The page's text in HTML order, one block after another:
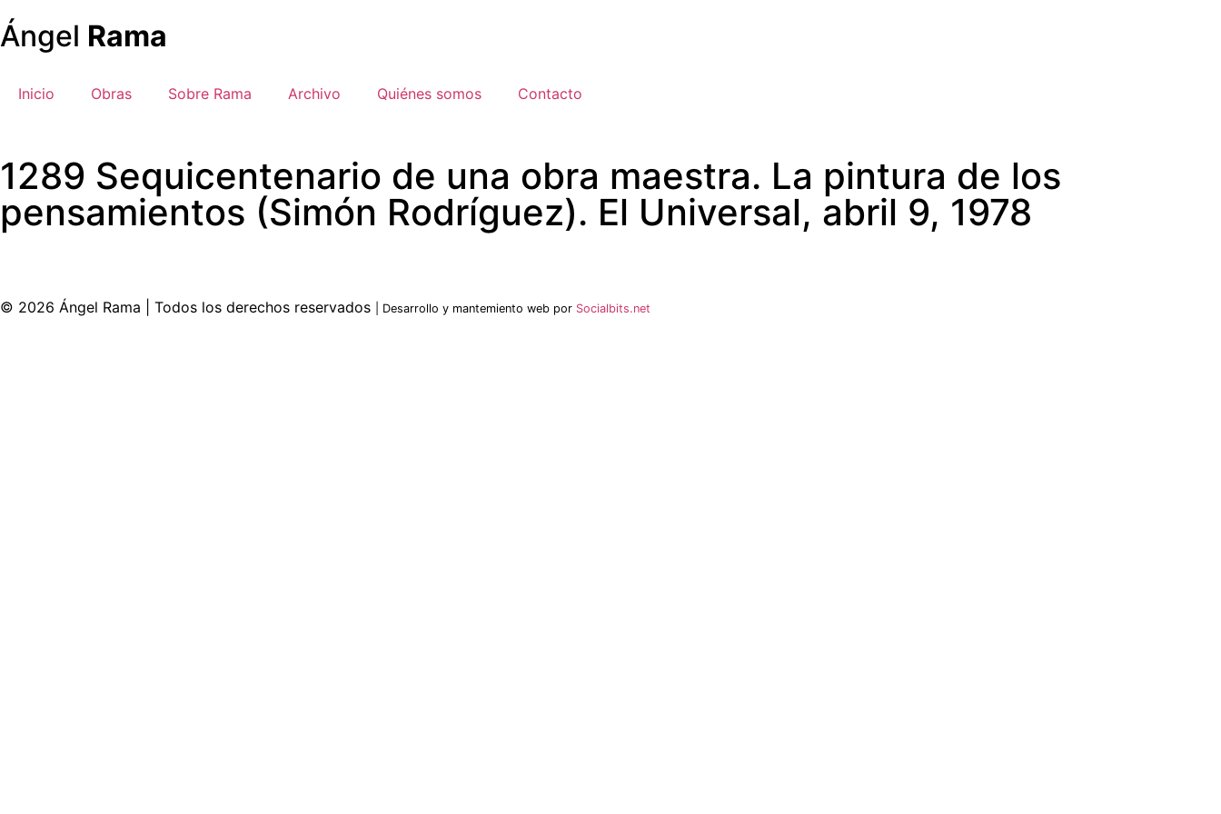
Ángel Rama
Inicio Obras Sobre Rama Archivo Quiénes somos Contacto
1289 Sequicentenario de una obra maestra. La pintura de los
pensamientos (Simón Rodríguez). El Universal, abril 9, 1978
© 2026 Ángel Rama | Todos los derechos reservados | Desarrollo y mantemiento web por Socialbits.net